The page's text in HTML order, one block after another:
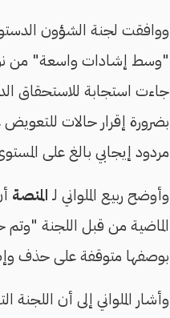
ووافقت لجنة الشؤون
"وسط إشادات واسعة" من
جاءت استجابة للاستحقاق
بضرورة إقرار حالات
مردود إيجابي بالغ على
وأوضح ربيع الملواني لـ المنصة
الماضية من قبل اللجنة "وتم
بوصفها متوقفة على حذف